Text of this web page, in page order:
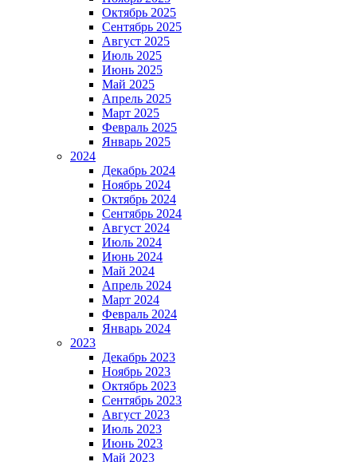
Октябрь 2025
Сентябрь 2025
Август 2025
Июль 2025
Июнь 2025
Май 2025
Апрель 2025
Март 2025
Февраль 2025
Январь 2025
2024
Декабрь 2024
Ноябрь 2024
Октябрь 2024
Сентябрь 2024
Август 2024
Июль 2024
Июнь 2024
Май 2024
Апрель 2024
Март 2024
Февраль 2024
Январь 2024
2023
Декабрь 2023
Ноябрь 2023
Октябрь 2023
Сентябрь 2023
Август 2023
Июль 2023
Июнь 2023
Май 2023